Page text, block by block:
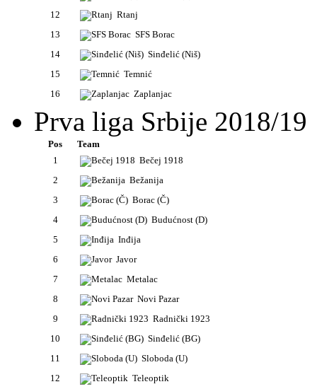
12
Rtanj
13
SFS Borac
14
Sinđelić (Niš)
15
Temnić
16
Zaplanjac
Prva liga Srbije 2018/19
Pos
Team
1
Bečej 1918
2
Bežanija
3
Borac (Č)
4
Budućnost (D)
5
Inđija
6
Javor
7
Metalac
8
Novi Pazar
9
Radnički 1923
10
Sinđelić (BG)
11
Sloboda (U)
12
Teleoptik